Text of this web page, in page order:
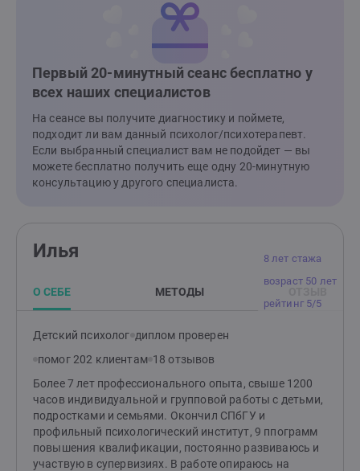
Первый 20-минутный сеанс бесплатно у
всех наших специалистов
На сеансе вы получите диагностику и поймете,
подходит ли вам данный психолог/психотерапевт.
Если выбранный специалист вам не подойдет — вы
можете бесплатно получить еще одну 20-минутную
консультацию у другого специалиста.
8 лет стажа
возраст 50 лет
рейтинг 5/5
Илья
О СЕБЕ МЕТОДЫ
Детский психолог диплом проверен
помог 202 клиентам 18 отзывов
Более 7 лет профессионального опыта, свыше 1200
часов индивидуальной и групповой работы с детьми,
подростками и семьями. Окончил СПбГУ и
профильный психологический институт, 9 ппограмм
повышения квалификации, постоянно развиваюсь и
участвую в супервизиях. В работе опираюсь на